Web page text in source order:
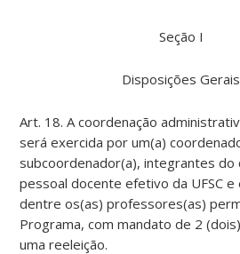
Seção I
Disposições Gerais
Art. 18. A coordenação
será exercida por um(a)
subcoordenador(a), integrantes do
pessoal docente efetivo da UFSC e
dentre os(as) professores(as)
Programa, com mandato de 2
uma reeleição.